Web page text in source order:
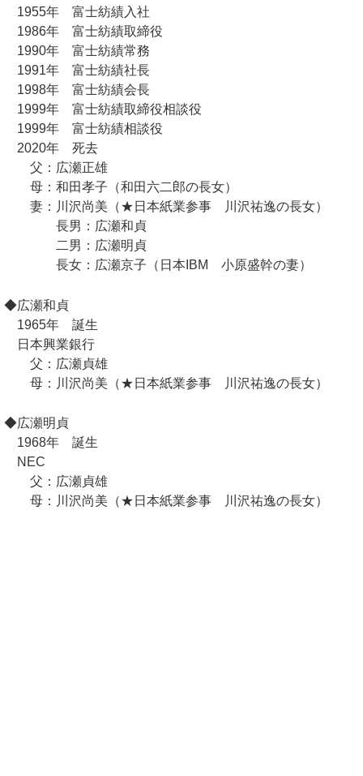
1955年 富士紡績入社
1986年 富士紡績取締役
1990年 富士紡績常務
1991年 富士紡績社長
1998年 富士紡績会長
1999年 富士紡績取締役相談役
1999年 富士紡績相談役
2020年 死去
父：広瀬正雄
母：和田孝子（和田六二郎の長女）
妻：川沢尚美（★日本紙業参事 川沢祐逸の長女）
長男：広瀬和貞
二男：広瀬明貞
長女：広瀬京子（日本IBM 小原盛幹の妻）
◆広瀬和貞
1965年 誕生
日本興業銀行
父：広瀬貞雄
母：川沢尚美（★日本紙業参事 川沢祐逸の長女）
◆広瀬明貞
1968年 誕生
NEC
父：広瀬貞雄
母：川沢尚美（★日本紙業参事 川沢祐逸の長女）